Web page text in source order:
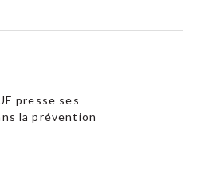
presse ses
la prévention